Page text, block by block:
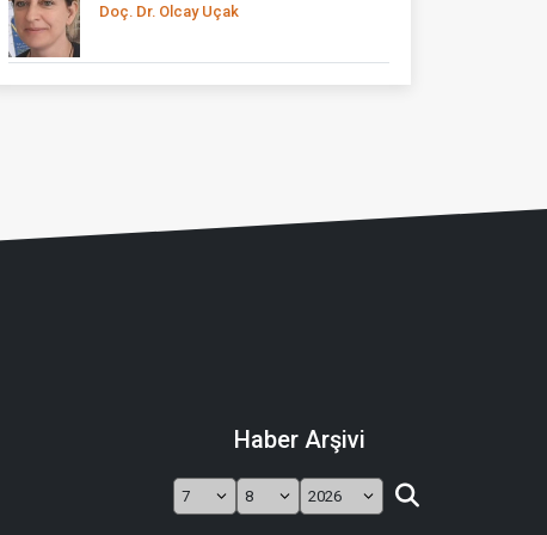
Doç. Dr. Olcay Uçak
Haber Arşivi